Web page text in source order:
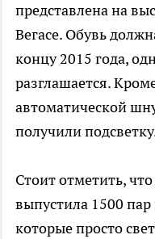
представлена на
Вегасе. Обувь
концу 2015 года,
разглашается.
автоматической
получили
Стоит отметить,
выпустила 1500 пар
которые просто